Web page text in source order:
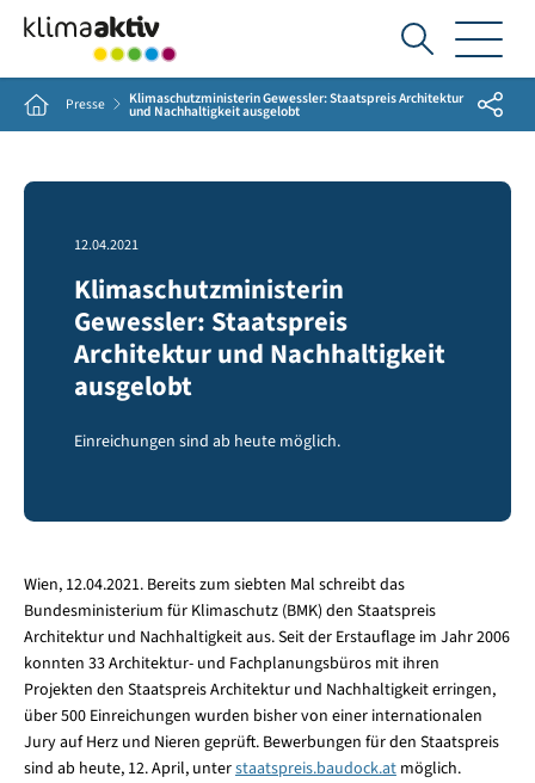
Ich
suche...
Home Presse Klimaschutzministerin Gewessler: Staatspreis Architektur
und Nachhaltigkeit ausgelobt Share
12.04.2021
Klimaschutzministerin
Gewessler: Staatspreis
Architektur und Nachhaltigkeit
ausgelobt
Einreichungen sind ab heute möglich.
Wien, 12.04.2021. Bereits zum siebten Mal schreibt das
Bundesministerium für Klimaschutz (BMK) den Staatspreis
Architektur und Nachhaltigkeit aus. Seit der Erstauflage im Jahr 2006
konnten 33 Architektur- und Fachplanungsbüros mit ihren
Projekten den Staatspreis Architektur und Nachhaltigkeit erringen,
über 500 Einreichungen wurden bisher von einer internationalen
Jury auf Herz und Nieren geprüft. Bewerbungen für den Staatspreis
sind ab heute, 12. April, unterstaatspreis.baudock.atmöglich.